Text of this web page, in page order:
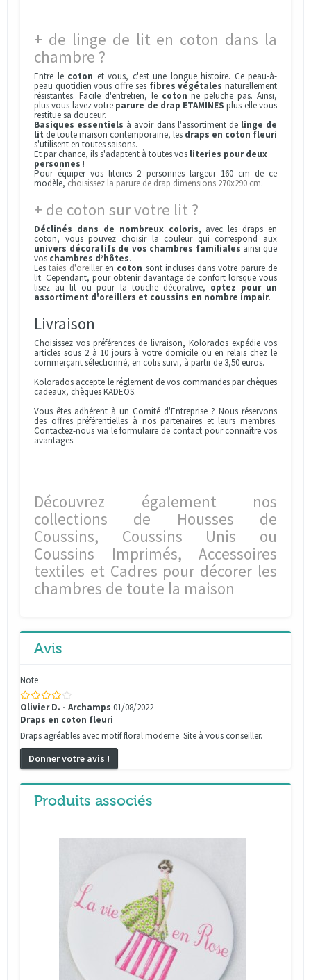
+ de linge de lit en coton dans la
chambre ?
Entre le coton et vous, c'est une longue histoire. Ce peau-à-
peau quotidien vous offre ses fibres végétales naturellement
résistantes. Facile d'entretien, le coton ne peluche pas. Ainsi,
plus vous lavez votre parure de drap ETAMINES plus elle vous
restitue sa douceur.
Basiques essentiels à avoir dans l'assortiment de linge de
lit de toute maison contemporaine, les draps en coton fleuri
s'utilisent en toutes saisons.
Et par chance, ils s'adaptent à toutes vos literies pour deux
personnes !
Pour équiper vos literies 2 personnes largeur 160 cm de ce
modèle, choisissez la parure de drap dimensions 270x290 cm.
+ de coton sur votre lit ?
Déclinés dans de nombreux coloris, avec les draps en
coton, vous pouvez choisir la couleur qui correspond aux
univers décoratifs de vos chambres familiales ainsi que
vos chambres d’hôtes.
Lestaies d'oreilleren coton sont incluses dans votre parure de
lit. Cependant, pour obtenir davantage de confort lorsque vous
lisez au lit ou pour la touche décorative, optez pour un
assortiment d'oreillers et coussins en nombre impair.
Livraison
Choisissez vos préférences de livraison, Kolorados expédie vos
articles sous 2 à 10 jours à votre domicile ou en relais chez le
commerçant sélectionné, en colis suivi, à partir de 3,50 euros.
Kolorados accepte le réglement de vos commandes par chèques
cadeaux, chèques KADEOS.
Vous êtes adhérent à un Comité d'Entreprise ? Nous réservons
des offres préférentielles à nos partenaires et leurs membres.
Contactez-nous via le formulaire de contact pour connaître vos
avantages.
Découvrez également nos
collections de Housses de
Coussins, Coussins Unis ou
Coussins Imprimés, Accessoires
textiles et Cadres pour décorer les
chambres de toute la maison
Avis
Note
Olivier D. - Archamps 01/08/2022
Draps en coton fleuri
Draps agréables avec motif floral moderne. Site à vous conseiller.
Donner votre avis !
Produits associés